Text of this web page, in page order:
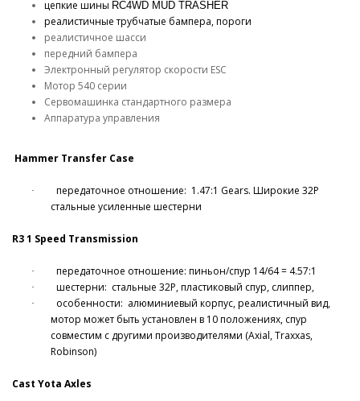
цепкие шины RC4WD MUD TRASHER
реалистичные трубчатые бампера, пороги
реалистичное шасси
передний бампера
Электронный регулятор скорости ESC
Мотор 540 серии
Сервомашинка стандартного размера
Аппаратура управления
Hammer Transfer Case
· передаточное отношение: 1.47:1 Gears. Широкие 32P
стальные усиленные шестерни
R3 1 Speed Transmission
· передаточное отношение: пиньон/спур 14/64 = 4.57:1
· шестерни: стальные 32P, пластиковый спур, слиппер,
· особенности: алюминиевый корпус, реалистичный вид,
мотор может быть установлен в 10 положениях, спур
совместим с другими производителями (Axial,Traxxas,
Robinson)
Cast Yota Axles